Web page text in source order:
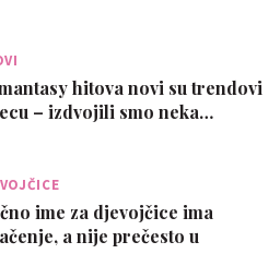
hitova novi su trendovi
– izdvojili smo neka…
ime za djevojčice ima
a nije prečesto u